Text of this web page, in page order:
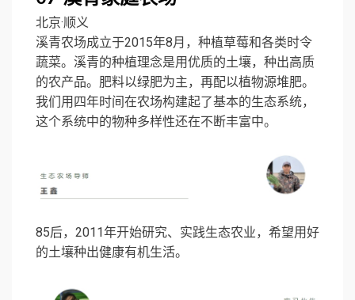
北京·顺义
溪青农场成立于2015年8月，种植草莓和各类时令
蔬菜。溪青的种植理念是用优质的土壤，种出高质
的农产品。肥料以绿肥为主，再配以植物源堆肥。
我们用四年时间在农场构建起了基本的生态系统，
这个系统中的物种多样性还在不断丰富中。
85后，2011年开始研究、实践生态农业，希望用好
的土壤种出健康有机生活。